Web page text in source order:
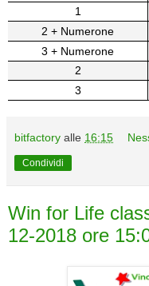
1
2 + Numerone
3 + Numerone
2
3
bitfactory alle 16:15
Condividi
Win for Life
12-2018 ore